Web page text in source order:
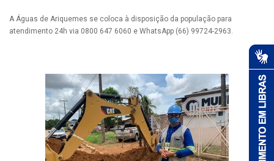
A Águas de Ariquemes se coloca à disposição da população para
atendimento 24h via 0800 647 6060 e WhatsApp (66) 99724-2963.